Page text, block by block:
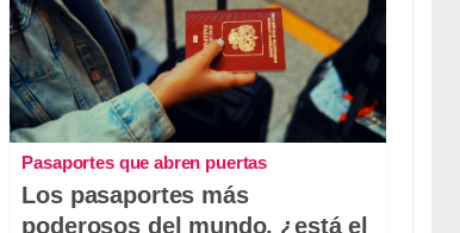
Pasaportes que abren puertas
Los pasaportes más
poderosos del mundo, ¿está el